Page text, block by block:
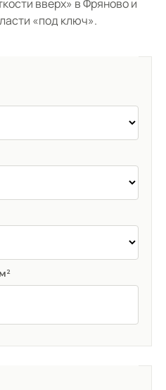
вверх» в Фряново и
«под ключ».